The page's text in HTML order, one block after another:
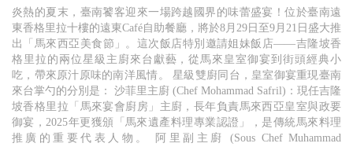
炎熱的夏末，臺南饕客迎來一場跨越國界的味蕾盛宴！位於臺南遠
東香格里拉十樓的遠東Café自助餐廳，將於8月29日至9月21日盛大推
出「馬來西亞美食節」。這次飯店特別邀請姐妹飯店——吉隆坡香
格里拉的兩位星級主廚來台獻藝，從馬來皇室御宴到街頭經典小
吃，帶來原汁原味的南洋風情。 星級雙廚同台，皇室御宴重現臺南
來台掌勺的分別是： 沙菲里主廚 (Chef Mohammad Safril)：現任吉隆
坡香格里拉「馬來宴會廚房」主廚，長年負責馬來西亞皇室與政要
御宴，2025年更獲頒「馬來遺產料理專業認證」，是傳統馬來料理
推廣的重要代表人物。 阿里副主廚 (Sous Chef Muhammad